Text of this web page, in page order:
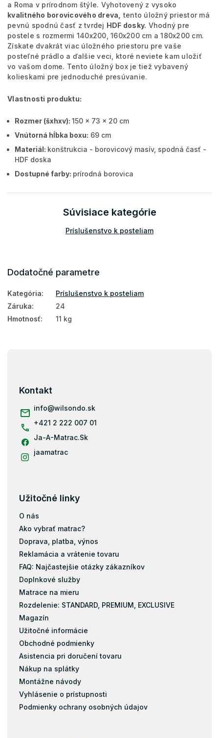
a Roma v prírodnom štýle. Vyhotovený z vysoko
kvalitného borovicového dreva,
tento úložný priestor má
pevnú spodnú časť z tvrdej HDF dosky. Vhodný pre
postele s rozmermi 140x200, 160x200 cm a 180x200 cm.
Získate dvakrát viac úložného priestoru pre vaše
posteľné prádlo a ďalšie veci, ktoré neviete kam uložiť
vo vašom dome. Tento úložný box je tiež vybavený
kolieskami pre jednoduché presúvanie.
Vlastnosti produktu:
Rozmer (šxhxv): 150 x 73 x 20 cm
Vnútorná hĺbka boxu: 69 cm
Materiál: konštrukcia - borovicový masív, spodná časť -
HDF doska
Dostupné farby: prírodná borovica
Súvisiace kategórie
Príslušenstvo k posteliam
Dodatočné parametre
Kategória:
Príslušenstvo k posteliam
Záruka:
24
Hmotnosť: 11 kg
Kontakt
info@wilsondo.sk
+421 2 222 007 01
Ja-A-Matrac.Sk
jaamatrac
Užitočné linky
O nás
Ako vybrať matrac?
Doprava, platba, výnos
Reklamácia a vrátenie tovaru
FAQ: Najčastejšie otázky zákazníkov
Doplnkové služby
Matrace na mieru
Rozdelenie: STANDARD, PREMIUM, EXCLUSIVE
Magazín
Užitočné informácie
Obchodné podmienky
Asistencia pri doručení tovaru
Nákup na splátky
Montážne návody
Vyhlásenie o prístupnosti
Podmienky ochrany osobných údajov